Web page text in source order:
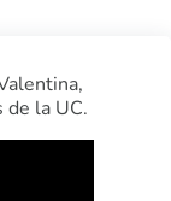
de la UC.